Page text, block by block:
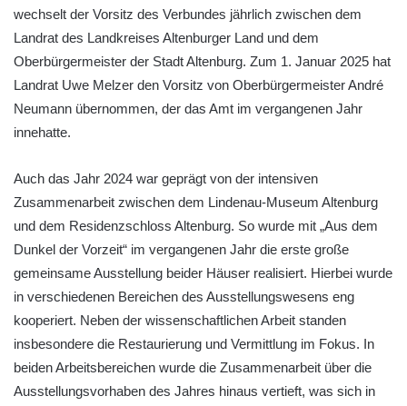
wechselt der Vorsitz des Verbundes jährlich zwischen dem
Landrat des Landkreises Altenburger Land und dem
Oberbürgermeister der Stadt Altenburg. Zum 1. Januar 2025 hat
Landrat Uwe Melzer den Vorsitz von Oberbürgermeister André
Neumann übernommen, der das Amt im vergangenen Jahr
innehatte.
Auch das Jahr 2024 war geprägt von der intensiven
Zusammenarbeit zwischen dem Lindenau-Museum Altenburg
und dem Residenzschloss Altenburg. So wurde mit „Aus dem
Dunkel der Vorzeit“ im vergangenen Jahr die erste große
gemeinsame Ausstellung beider Häuser realisiert. Hierbei wurde
in verschiedenen Bereichen des Ausstellungswesens eng
kooperiert. Neben der wissenschaftlichen Arbeit standen
insbesondere die Restaurierung und Vermittlung im Fokus. In
beiden Arbeitsbereichen wurde die Zusammenarbeit über die
Ausstellungsvorhaben des Jahres hinaus vertieft, was sich in